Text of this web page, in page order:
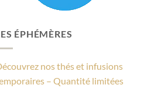
ÉPHÉMÈRES
nos thés et infusions
– Quantité limitées